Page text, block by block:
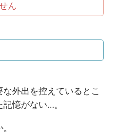
ん
外出を控えているとこ
憶がない…。